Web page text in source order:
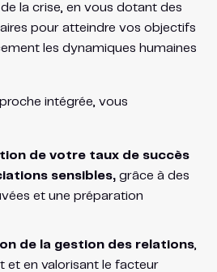
la crise, en vous dotant des
pour atteindre vos objectifs
les dynamiques humaines
intégrée, vous
de votre taux de succès
sensibles,grâce à des
et une préparation
de la gestion des relations,
et en valorisant le facteur